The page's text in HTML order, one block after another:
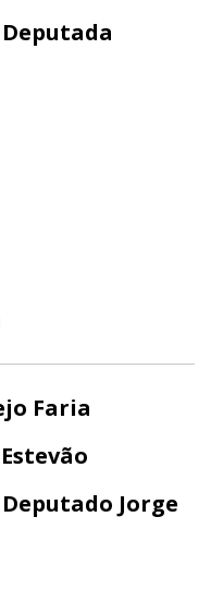
Deputada
Faria
Deputado Jorge